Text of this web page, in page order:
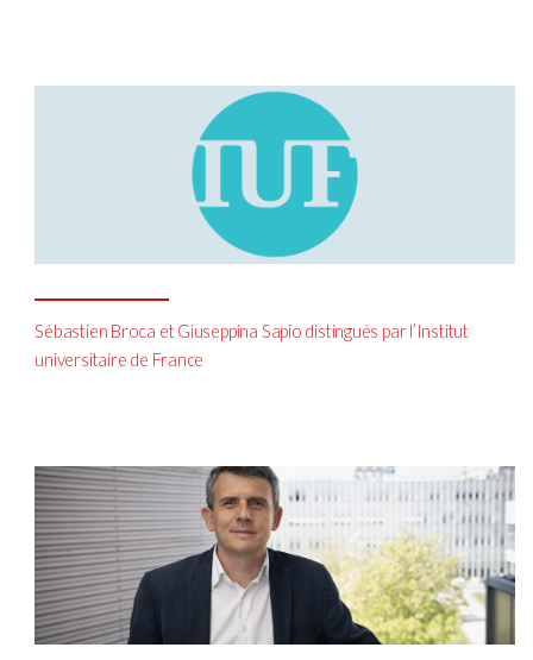
Sébastien Broca et Giuseppina Sapio distingués par l’Institut
universitaire de France